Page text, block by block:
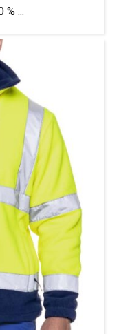
...